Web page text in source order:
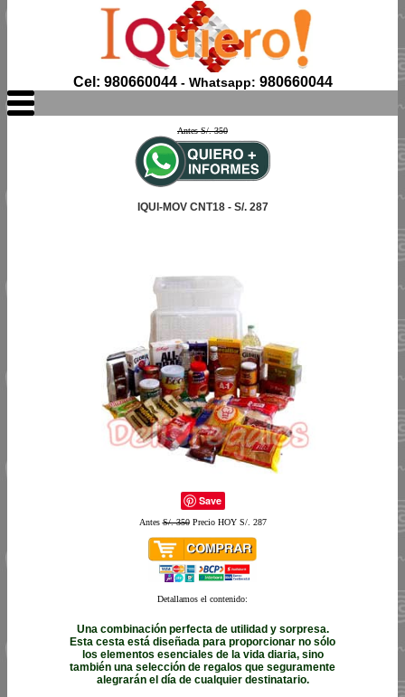
Cel: 980660044- Whatsapp: 980660044
Antes S/. 350
IQUI-MOV CNT18 - S/. 287
Save
AntesS/. 350Precio HOY S/. 287
Detallamos el contenido:
Una combinación perfecta de utilidad y sorpresa.
Esta cesta está diseñada para proporcionar no sólo
los elementos esenciales de la vida diaria, sino
también una selección de regalos que seguramente
alegrarán el día de cualquier destinatario.